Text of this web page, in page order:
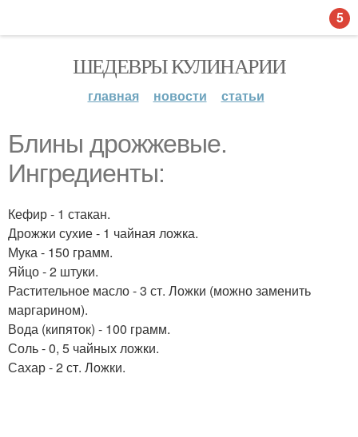
ШЕДЕВРЫ КУЛИНАРИИ
главная новости статьи
Блины дрожжевые.
Ингредиенты:
Кефир - 1 стакан.
Дрожжи сухие - 1 чайная ложка.
Мука - 150 грамм.
Яйцо - 2 штуки.
Растительное масло - 3 ст. Ложки (можно заменить
маргарином).
Вода (кипяток) - 100 грамм.
Соль - 0, 5 чайных ложки.
Сахар - 2 ст. Ложки.
5